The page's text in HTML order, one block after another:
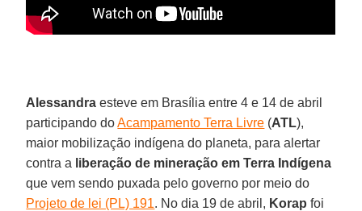
Alessandra esteve em Brasília entre 4 e 14 de abril
participando doAcampamento Terra Livre (ATL),
maior mobilização indígena do planeta, para alertar
contra a liberação de mineração em Terra Indígena
que vem sendo puxada pelo governo por meio do
Projeto de lei (PL) 191. No dia 19 de abril, Korap foi